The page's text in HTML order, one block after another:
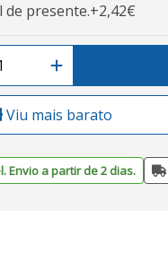
de presente.+2,42€
Viu mais barato
Envio a partir de 2 dias.